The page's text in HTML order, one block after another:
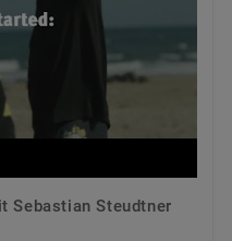
Sebastian Steudtner